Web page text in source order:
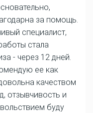
за помощь.
специалист,
стала
- через 12 дней.
ее как
качеством
отзывчивость и
буду